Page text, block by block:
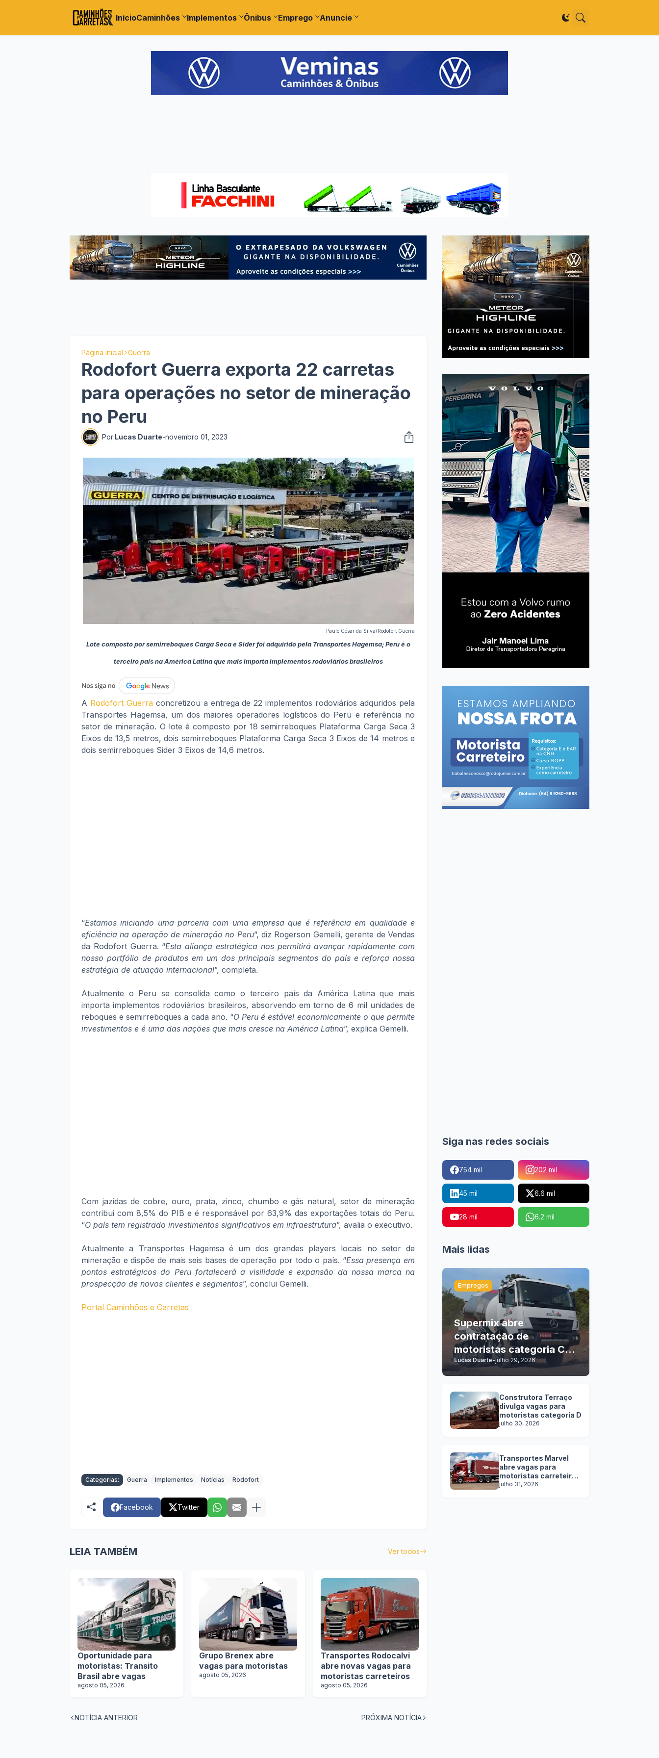
InícioCaminhões Implementos Ônibus Emprego Anuncie
Página inicial Guerra
Rodofort Guerra exporta 22 carretas
para operações no setor de mineração
no Peru
Por:Lucas Duarte-novembro 01, 2023
Paulo César da Silva/Rodofort Guerra
Lote composto por semirreboques Carga Seca e Sider foi adquirido pela Transportes Hagemsa; Peru é o
terceiro país na América Latina que mais importa implementos rodoviários brasileiros
A Rodofort Guerraconcretizou a entrega de 22 implementos rodoviários adquridos pela
Transportes Hagemsa, um dos maiores operadores logísticos do Peru e referência no
setor de mineração. O lote é composto por 18 semirreboques Plataforma Carga Seca 3
Eixos de 13,5 metros, dois semirreboques Plataforma Carga Seca 3 Eixos de 14 metros e
dois semirreboques Sider 3 Eixos de 14,6 metros.
“Estamos iniciando uma parceria com uma empresa que é referência em qualidade e
eficiência na operação de mineração no Peru”, diz Rogerson Gemelli, gerente de Vendas
da Rodofort Guerra. “Esta aliança estratégica nos permitirá avançar rapidamente com
nosso portfólio de produtos em um dos principais segmentos do país e reforça nossa
estratégia de atuação internacional”, completa.
Atualmente o Peru se consolida como o terceiro país da América Latina que mais
importa implementos rodoviários brasileiros, absorvendo em torno de 6 mil unidades de
reboques e semirreboques a cada ano. “O Peru é estável economicamente o que permite
investimentos e é uma das nações que mais cresce na América Latina”, explica Gemelli.
Com jazidas de cobre, ouro, prata, zinco, chumbo e gás natural, setor de mineração
contribui com 8,5% do PIB e é responsável por 63,9% das exportações totais do Peru.
“O país tem registrado investimentos significativos em infraestrutura”, avalia o executivo.
Atualmente a Transportes Hagemsa é um dos grandes players locais no setor de
mineração e dispõe de mais seis bases de operação por todo o país. “Essa presença em
pontos estratégicos do Peru fortalecerá a visilidade e expansão da nossa marca na
prospecção de novos clientes e segmentos”, conclui Gemelli.
Portal Caminhões e Carretas
Categorias: Guerra Implementos Notícias Rodofort
Facebook Twitter
LEIA TAMBÉM Ver todos
Oportunidade para
motoristas: Transito
Brasil abre vagas
agosto 05, 2026
Grupo Brenex abre
vagas para motoristas
agosto 05, 2026
Transportes Rodocalvi
abre novas vagas para
motoristas carreteiros
agosto 05, 2026
NOTÍCIA ANTERIOR PRÓXIMA NOTÍCIA
Siga nas redes sociais
754 mil 202 mil
45 mil 6.6 mil
28 mil 6.2 mil
Mais lidas
Empregos
Supermix abre
contratação de
motoristas categoria C, D
e E
Lucas Duarte-julho 29, 2026
Construtora Terraço
divulga vagas para
motoristas categoria D
julho 30, 2026
Transportes Marvel
abre vagas para
motoristas carreteiros
SEM EXPERIÊNCIA
julho 31, 2026